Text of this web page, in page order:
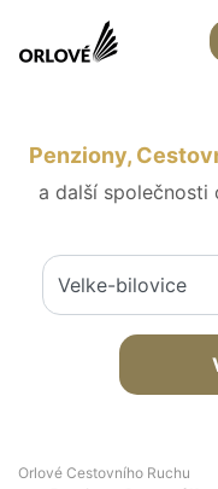
Penziony,
a další společnosti
Orlové Cestovního Ruchu